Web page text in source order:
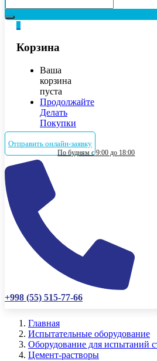
Корзина
Ваша
корзина
пуста
Продолжайте
Делать
Покупки
Отправить онлайн-заявку
По будням с 9:00 до 18:00
+998 (55) 515-77-66
Главная
Испытательные оборудование
Оборудование для испытаний
Цемент-растворы